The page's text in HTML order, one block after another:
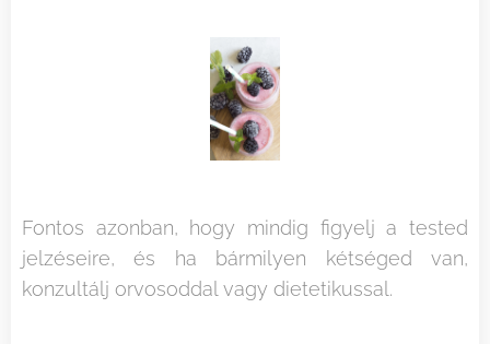
Fontos azonban, hogy mindig figyelj a tested
jelzéseire, és ha bármilyen kétséged van,
konzultálj orvosoddal vagy dietetikussal.
2025.01.22